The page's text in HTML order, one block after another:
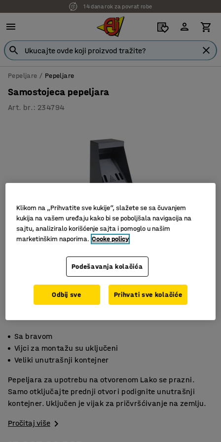
14 dana rok za povrat robe
Pepeljare Pepeljare
Samostojeca pepeljara
Art. br. : 234794
Sa bravom
Vijci za montažu su uključeni
Veliki unutrašnji kontejner
Pepeljara za upotrebu na otvorenom Lako se prazni.
Samo otključajte prednji otvor i podignite unutrašnji
kontejner. Uključen je vijak za pričvršćivanje na zemlju.
Pročitaj više
Klikom na „Prihvatite sve kukije“, slažete se sa čuvanjem
kukija na vašem uređaju kako bi se poboljšala navigacija na
sajtu, analiziralo korišćenje sajta i pomoglo u našim
marketinškim naporima. Cooke policy
Podešavanja kolačića
Odbij sve Prihvati sve kolačiće